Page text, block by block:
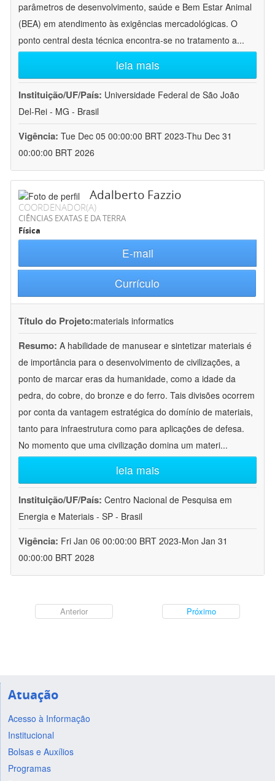
parâmetros de desenvolvimento, saúde e Bem Estar Animal
(BEA) em atendimento às exigências mercadológicas. O
ponto central desta técnica encontra-se no tratamento a...
leia mais
Instituição/UF/País: Universidade Federal de São João
Del-Rei - MG - Brasil
Vigência: Tue Dec 05 00:00:00 BRT 2023-Thu Dec 31
00:00:00 BRT 2026
Adalberto Fazzio
COORDENADOR(A)
CIÊNCIAS EXATAS E DA TERRA
Física
E-mail
Currículo
Título do Projeto:materials informatics
Resumo: A habilidade de manusear e sintetizar materiais é
de importância para o desenvolvimento de civilizações, a
ponto de marcar eras da humanidade, como a idade da
pedra, do cobre, do bronze e do ferro. Tais divisões ocorrem
por conta da vantagem estratégica do domínio de materiais,
tanto para infraestrutura como para aplicações de defesa.
No momento que uma civilização domina um materi...
leia mais
Instituição/UF/País: Centro Nacional de Pesquisa em
Energia e Materiais - SP - Brasil
Vigência: Fri Jan 06 00:00:00 BRT 2023-Mon Jan 31
00:00:00 BRT 2028
Anterior Próximo
Atuação
Acesso à Informação
Institucional
Bolsas e Auxílios
Programas